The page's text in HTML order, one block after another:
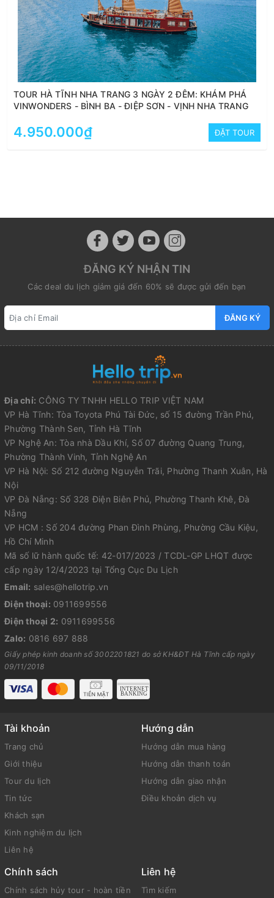
TOUR HÀ TĨNH NHA TRANG 3 NGÀY 2 ĐÊM: KHÁM PHÁ
VINWONDERS - BÌNH BA - ĐIỆP SƠN - VỊNH NHA TRANG
4.950.000₫ ĐẶT TOUR
ĐĂNG KÝ NHẬN TIN
Các deal du lịch giảm giá đến 60% sẽ được gửi đến bạn
ĐĂNG KÝ
Địa chỉ: CÔNG TY TNHH HELLO TRIP VIỆT NAM
VP Hà Tĩnh: Tòa Toyota Phú Tài Đức, số 15 đường Trần Phú,
Phường Thành Sen, Tỉnh Hà Tĩnh
VP Nghệ An: Tòa nhà Dầu Khí, Số 07 đường Quang Trung,
Phường Thành Vinh, Tỉnh Nghệ An
VP Hà Nội: Số 212 đường Nguyễn Trãi, Phường Thanh Xuân, Hà
Nội
VP Đà Nẵng: Số 328 Điện Biên Phủ, Phường Thanh Khê, Đà
Nẵng
VP HCM : Số 204 đường Phan Đình Phùng, Phường Cầu Kiệu,
Hồ Chí Minh
Mã số lữ hành quốc tế: 42-017/2023 / TCDL-GP LHQT được
cấp ngày 12/4/2023 tại Tổng Cục Du Lịch
Email: sales@hellotrip.vn
Điện thoại: 0911699556
Điện thoại 2: 0911699556
Zalo: 0816 697 888
Giấy phép kinh doanh số 3002201821 do sở KH&ĐT Hà Tĩnh cấp ngày
09/11/2018
Tài khoản
Trang chủ
Giới thiệu
Tour du lịch
Tin tức
Khách sạn
Kinh nghiệm du lịch
Liên hệ
Hướng dẫn
Hướng dẫn mua hàng
Hướng dẫn thanh toán
Hướng dẫn giao nhận
Điều khoản dịch vụ
Chính sách
Chính sách hủy tour - hoàn tiền
Liên hệ
Tìm kiếm